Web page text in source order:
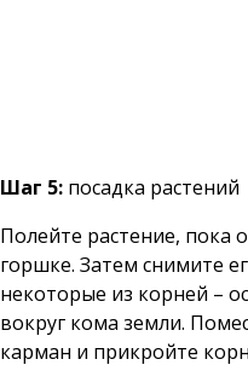
Шаг 5: посадка растений
Полейте растение, пока
горшке. Затем снимите
некоторые из корней –
вокруг кома земли.
карман и прикройте